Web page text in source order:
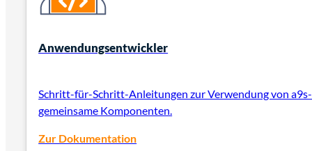
Anwendungsentwickler
Schritt-für-Schritt-Anleitungen zur Verwendung von
gemeinsame Komponenten.
Zur Dokumentation